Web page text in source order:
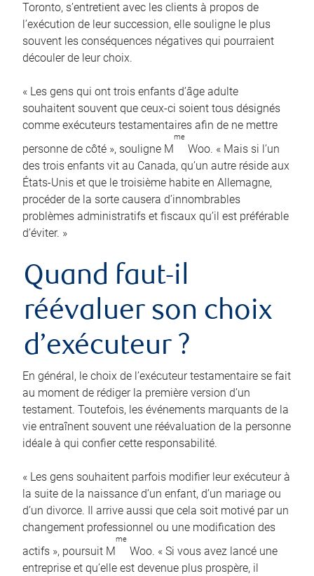
Toronto, s’entretient avec les clients à propos de
l’exécution de leur succession, elle souligne le plus
souvent les conséquences négatives qui pourraient
découler de leur choix.
« Les gens qui ont trois enfants d’âge adulte
souhaitent souvent que ceux-ci soient tous désignés
comme exécuteurs testamentaires afin de ne mettre
personne de côté », souligne M
me
Woo. « Mais si l’un
des trois enfants vit au Canada, qu’un autre réside aux
États-Unis et que le troisième habite en Allemagne,
procéder de la sorte causera d’innombrables
problèmes administratifs et fiscaux qu’il est préférable
d’éviter. »
Quand faut-il
réévaluer son choix
d’exécuteur ?
En général, le choix de l’exécuteur testamentaire se fait
au moment de rédiger la première version d’un
testament. Toutefois, les événements marquants de la
vie entraînent souvent une réévaluation de la personne
idéale à qui confier cette responsabilité.
« Les gens souhaitent parfois modifier leur exécuteur à
la suite de la naissance d’un enfant, d’un mariage ou
d’un divorce. Il arrive aussi que cela soit motivé par un
changement professionnel ou une modification des
actifs », poursuit M
me
Woo. « Si vous avez lancé une
entreprise et qu’elle est devenue plus prospère, il